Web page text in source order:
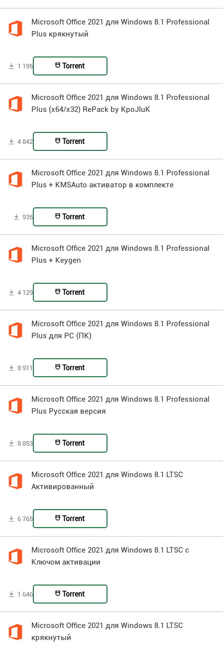
Microsoft Office 2021 для Windows 8.1 Professional
Plus крякнутый
1 195 Torrent
Microsoft Office 2021 для Windows 8.1 Professional
Plus (x64/x32) RePack by KpoJIuK
4 842 Torrent
Microsoft Office 2021 для Windows 8.1 Professional
Plus + KMSAuto активатор в комплекте
935 Torrent
Microsoft Office 2021 для Windows 8.1 Professional
Plus + Keygen
4 129 Torrent
Microsoft Office 2021 для Windows 8.1 Professional
Plus для PC (ПК)
8 911 Torrent
Microsoft Office 2021 для Windows 8.1 Professional
Plus Русская версия
8 853 Torrent
Microsoft Office 2021 для Windows 8.1 LTSC
Активированный
6 765 Torrent
Microsoft Office 2021 для Windows 8.1 LTSC с
Ключом активации
1 646 Torrent
Microsoft Office 2021 для Windows 8.1 LTSC
крякнутый